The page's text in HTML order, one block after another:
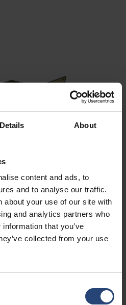
Details About
content and ads, to
and to analyse our traffic.
about your use of our site with
and analytics partners who
that you’ve
collected from your use
aplicações
de que o
em conformidade com as
A Nefab fornece
e de logística
os riscos nas fases de
pesados e peças